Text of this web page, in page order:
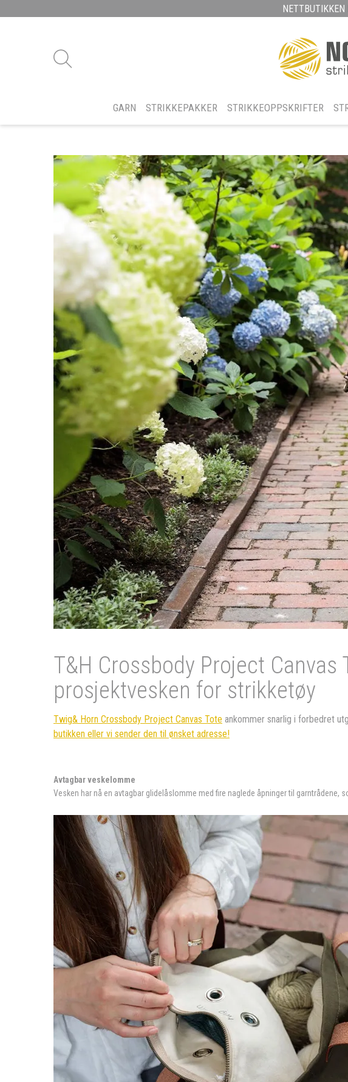
NETTBUTIKKEN
GARN STRIKKEPAKKER STRIKKEOPPSKRIFTER
T&H Crossbody Project
prosjektvesken for strikketøy
Twig& Horn Crossbody Project Canvas Tote ankommer snarlig i forbedret
butikken eller vi sender den til ønsket adresse!
Avtagbar veskelomme
Vesken har nå en avtagbar glidelåslomme med fire naglede åpninger til garntrådene,